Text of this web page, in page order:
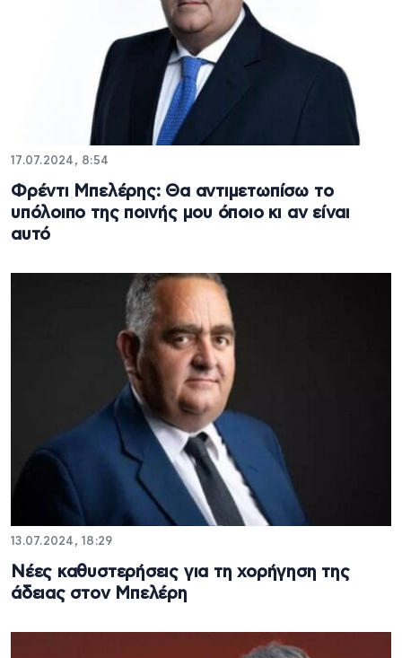
17.07.2024, 8:54
Φρέντι Μπελέρης: Θα αντιμετωπίσω το
υπόλοιπο της ποινής μου όποιο κι αν είναι
αυτό
13.07.2024, 18:29
Νέες καθυστερήσεις για τη χορήγηση της
άδειας στον Μπελέρη